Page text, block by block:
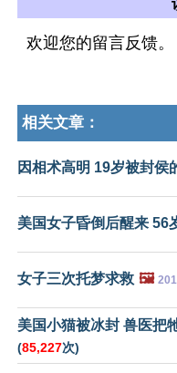
欢迎您的留言反馈。
相关文章：
因相术高明 19岁被封侯
美国女子昏倒后醒来 56
女子三次托梦求救 🖼️
美国小猫被冰封 兽医把
(85,227次)